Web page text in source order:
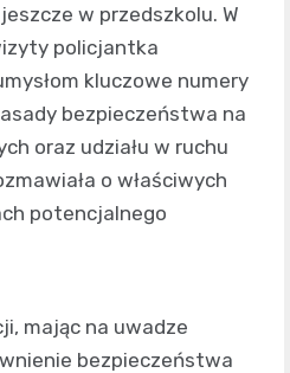
w przedszkolu. W
policjantka
kluczowe numery
bezpieczeństwa na
oraz udziału w ruchu
o właściwych
potencjalnego
mając na uwadze
bezpieczeństwa